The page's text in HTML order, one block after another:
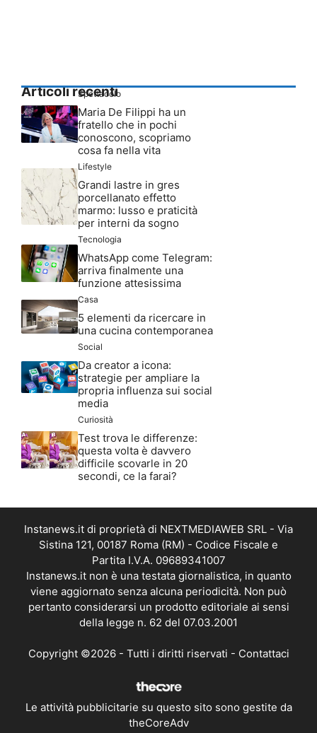
Articoli recenti
Spettacolo
Maria De Filippi ha un
fratello che in pochi
conoscono, scopriamo
cosa fa nella vita
Lifestyle
Grandi lastre in gres
porcellanato effetto
marmo: lusso e praticità
per interni da sogno
Tecnologia
WhatsApp come Telegram:
arriva finalmente una
funzione attesissima
Casa
5 elementi da ricercare in
una cucina contemporanea
Social
Da creator a icona:
strategie per ampliare la
propria influenza sui social
media
Curiosità
Test trova le differenze:
questa volta è davvero
difficile scovarle in 20
secondi, ce la farai?
Instanews.it di proprietà di NEXTMEDIAWEB SRL - Via
Sistina 121, 00187 Roma (RM) - Codice Fiscale e
Partita I.V.A. 09689341007
Instanews.it non è una testata giornalistica, in quanto
viene aggiornato senza alcuna periodicità. Non può
pertanto considerarsi un prodotto editoriale ai sensi
della legge n. 62 del 07.03.2001
Copyright ©2026 - Tutti i diritti riservati - Contattaci
Le attività pubblicitarie su questo sito sono gestite da
theCoreAdv